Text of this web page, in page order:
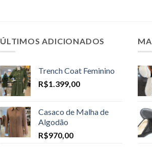
ÚLTIMOS ADICIONADOS
Trench Coat Feminino
R$1.399,00
Casaco de Malha de
Algodão
R$970,00